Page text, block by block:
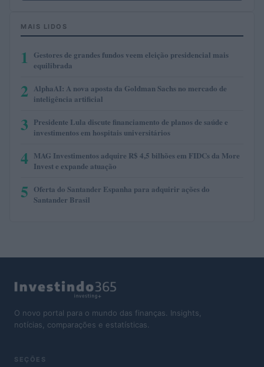
MAIS LIDOS
1
Gestores de grandes fundos veem eleição presidencial mais
equilibrada
2 AlphaAI: A nova aposta da Goldman Sachs no mercado de
inteligência artificial
3 Presidente Lula discute financiamento de planos de saúde e
investimentos em hospitais universitários
4 MAG Investimentos adquire R$ 4,5 bilhões em FIDCs da More
Invest e expande atuação
5 Oferta do Santander Espanha para adquirir ações do
Santander Brasil
O novo portal para o mundo das finanças. Insights,
notícias, comparações e estatísticas.
SEÇÕES